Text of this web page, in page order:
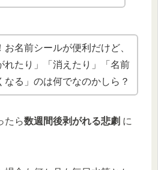
お名前シールが便利だけど、
れたり」「消えたり」「名前
なる」のは何でなのかしら？
たら数週間後剥がれる悲劇 に